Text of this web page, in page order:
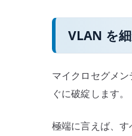
VLAN を
マイクロセグメ
ぐに破綻します。
極端に言えば、